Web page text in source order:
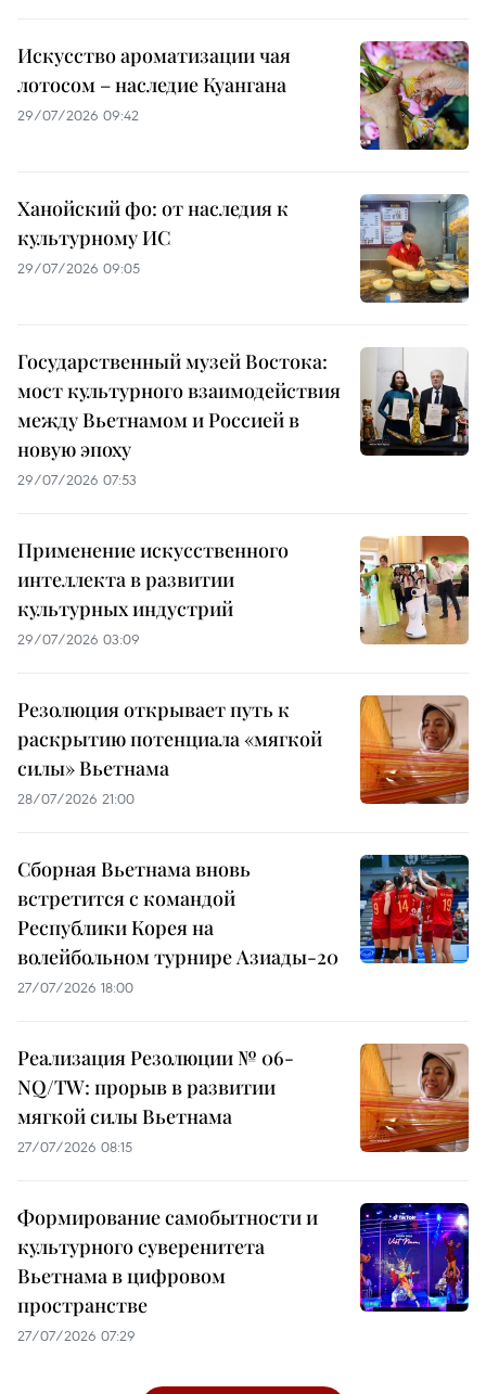
Искусство ароматизации чая
лотосом – наследие Куангана
29/07/2026 09:42
Ханойский фо: от наследия к
культурному ИС
29/07/2026 09:05
Государственный музей Востока:
мост культурного взаимодействия
между Вьетнамом и Россией в
новую эпоху
29/07/2026 07:53
Применение искусственного
интеллекта в развитии
культурных индустрий
29/07/2026 03:09
Резолюция открывает путь к
раскрытию потенциала «мягкой
силы» Вьетнама
28/07/2026 21:00
Сборная Вьетнама вновь
встретится с командой
Республики Корея на
волейбольном турнире Азиады-20
27/07/2026 18:00
Реализация Резолюции № 06-
NQ/TW: прорыв в развитии
мягкой силы Вьетнама
27/07/2026 08:15
Формирование самобытности и
культурного суверенитета
Вьетнама в цифровом
пространстве
27/07/2026 07:29